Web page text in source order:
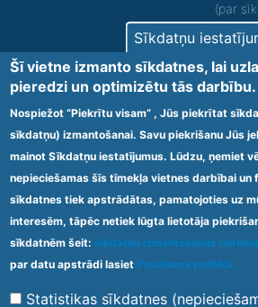
(par
zvanīt).
Nodrošinām vides
funkcionāliem traucējumiem!
Jaunķemeri”, Kolkas ielā 20, Jūrmalā
piekļūstamība personām ar
tādejādi nodrošinot atbilstību
2009.gada 20.janvāra noteikumos
obligātajām prasībām
struktūrvienībām” minētajām
Ārstniecības iestādes kods 1300
Footer
menu
Vietnes karte
Sīkdatņu
Šī vietne izmanto sīkdatnes, lai
pieredzi un optimizētu tās darbību.
Nospiežot “Piekrītu visam” , Jūs piekrītat
sīkdatņu) izmantošanai. Savu piekrišanu Jūs
mainot Sīkdatņu iestatījumus. Lūdzu, ņemiet
nepieciešamas šīs tīmekļa vietnes darbībai un
sīkdatnes tiek apstrādātas, pamatojoties uz
interesēm, tāpēc netiek lūgta lietotāja
sīkdatnēm šeit: sīkdatņu izmantošanas
par datu apstrādi lasiet Privātuma politikā.
Statistikas sīkdatnes